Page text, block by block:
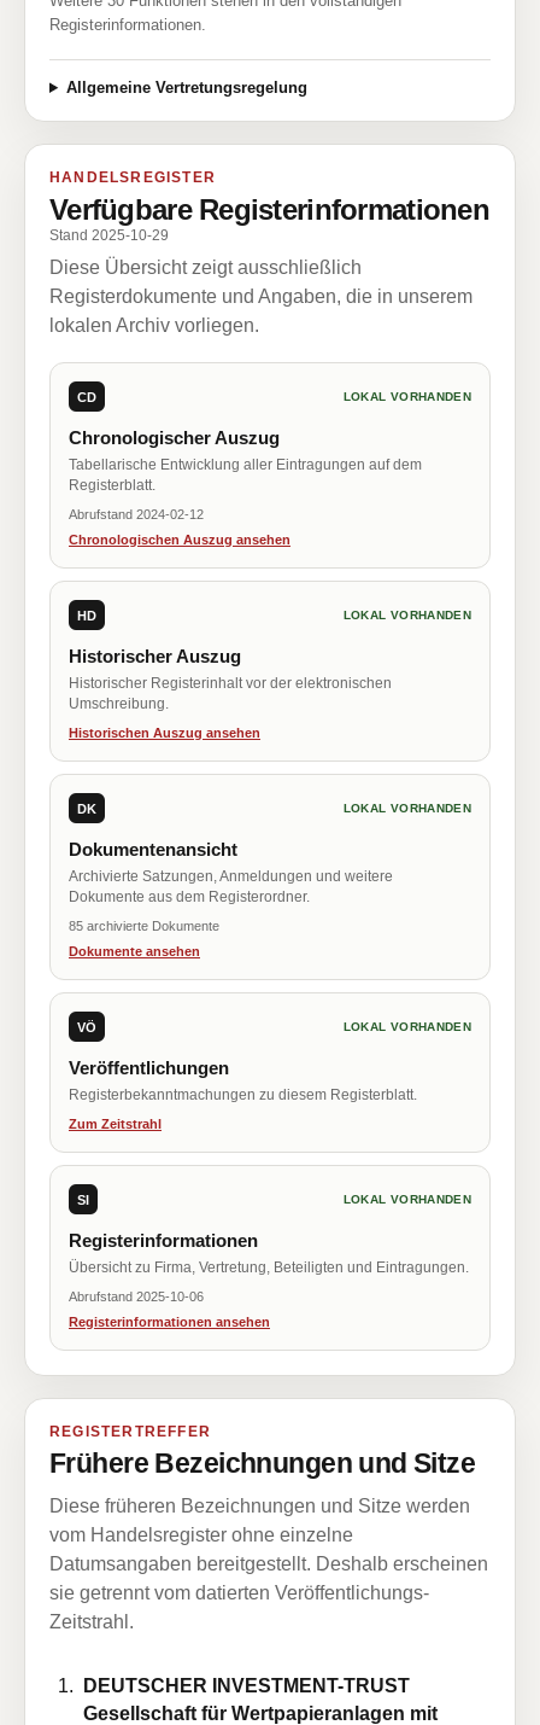
Registerinformationen.
Allgemeine Vertretungsregelung
HANDELSREGISTER
Verfügbare Registerinformationen
Stand 2025-10-29
Diese Übersicht zeigt ausschließlich
Registerdokumente und Angaben, die in unserem
lokalen Archiv vorliegen.
CD LOKAL VORHANDEN
Chronologischer Auszug
Tabellarische Entwicklung aller Eintragungen auf dem
Registerblatt.
Abrufstand 2024-02-12
Chronologischen Auszug ansehen
HD LOKAL VORHANDEN
Historischer Auszug
Historischer Registerinhalt vor der elektronischen
Umschreibung.
Historischen Auszug ansehen
DK LOKAL VORHANDEN
Dokumentenansicht
Archivierte Satzungen, Anmeldungen und weitere
Dokumente aus dem Registerordner.
85 archivierte Dokumente
Dokumente ansehen
VÖ LOKAL VORHANDEN
Veröffentlichungen
Registerbekanntmachungen zu diesem Registerblatt.
Zum Zeitstrahl
SI LOKAL VORHANDEN
Registerinformationen
Übersicht zu Firma, Vertretung, Beteiligten und Eintragungen.
Abrufstand 2025-10-06
Registerinformationen ansehen
REGISTERTREFFER
Frühere Bezeichnungen und Sitze
Diese früheren Bezeichnungen und Sitze werden
vom Handelsregister ohne einzelne
Datumsangaben bereitgestellt. Deshalb erscheinen
sie getrennt vom datierten Veröffentlichungs-
Zeitstrahl.
DEUTSCHER INVESTMENT-TRUST
Gesellschaft für Wertpapieranlagen mit